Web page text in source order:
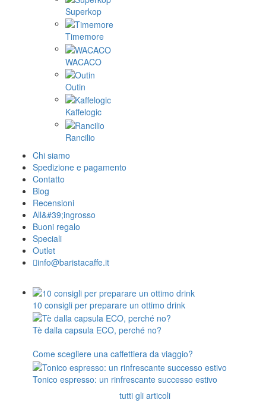
Superkop
Timemore
WACACO
Outin
Kaffelogic
Rancilio
Chi siamo
Spedizione e pagamento
Contatto
Blog
Recensioni
All&#39;ingrosso
Buoni regalo
Speciali
Outlet
info@baristacaffe.it
10 consigli per preparare un ottimo drink
Tè dalla capsula ECO, perché no?
Come scegliere una caffettiera da viaggio?
Tonico espresso: un rinfrescante successo estivo
tutti gli articoli